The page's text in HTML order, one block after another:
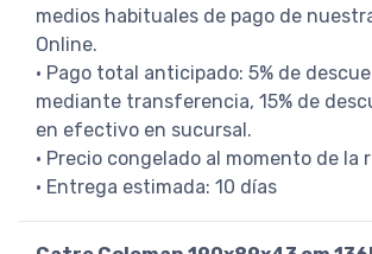
medios habituales de pago de
Online.
• Pago total anticipado: 5% de
mediante transferencia, 15% de
en efectivo en sucursal.
• Precio congelado al momento de la
• Entrega estimada: 10 días